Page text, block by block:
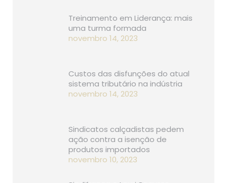
Treinamento em Liderança: mais
uma turma formada
novembro 14, 2023
Custos das disfunções do atual
sistema tributário na indústria
novembro 14, 2023
Sindicatos calçadistas pedem
ação contra a isenção de
produtos importados
novembro 10, 2023